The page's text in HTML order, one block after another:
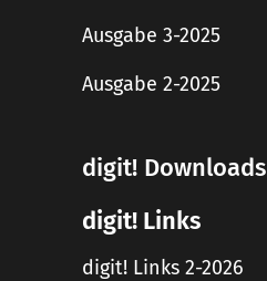
Ausgabe 3-2025
Ausgabe 2-2025
digit! Downloads
digit! Links
digit! Links 2-2026